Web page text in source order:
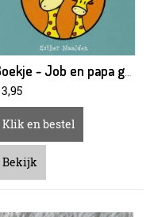
Boekje - Job en papa gaan voetballen
3,95
Klik en bestel
Bekijk